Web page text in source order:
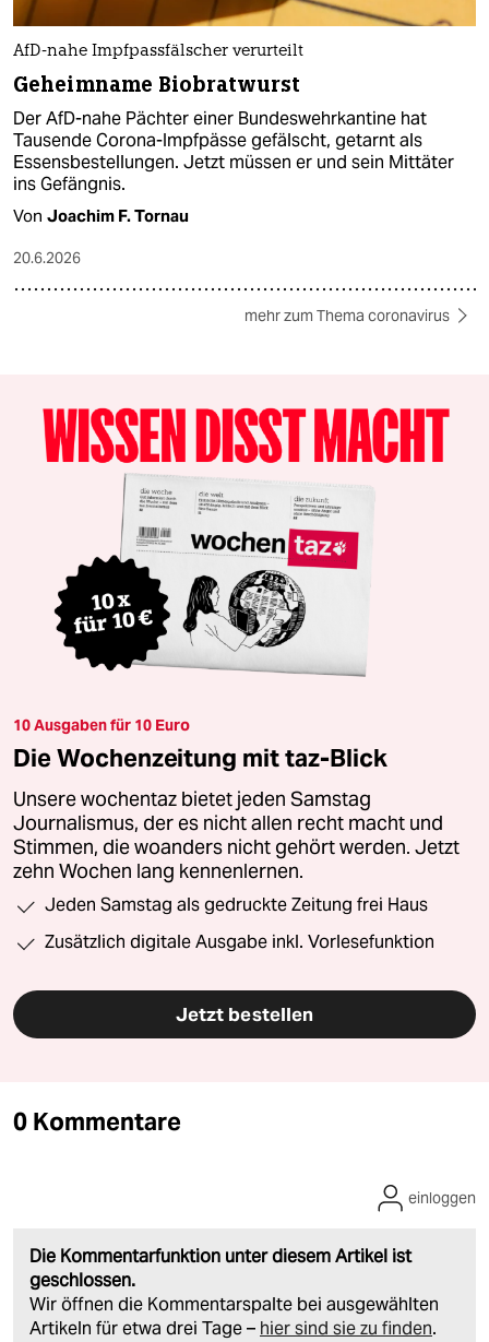
AfD-nahe Impfpassfälscher verurteilt
Geheimname Biobratwurst
Der AfD-nahe Pächter einer Bundeswehrkantine hat
Tausende Corona-Impfpässe gefälscht, getarnt als
Essensbestellungen. Jetzt müssen er und sein Mittäter
ins Gefängnis.
Von Joachim F. Tornau
20.6.2026
mehr zum Thema coronavirus
10 Ausgaben für 10 Euro
Die Wochenzeitung mit taz-Blick
Unsere wochentaz bietet jeden Samstag
Journalismus, der es nicht allen recht macht und
Stimmen, die woanders nicht gehört werden. Jetzt
zehn Wochen lang kennenlernen.
Jeden Samstag als gedruckte Zeitung frei Haus
Zusätzlich digitale Ausgabe inkl. Vorlesefunktion
Jetzt bestellen
0 Kommentare
Die Kommentarfunktion unter diesem Artikel ist
geschlossen.
Wir öffnen die Kommentarspalte bei ausgewählten
Artikeln für etwa drei Tage – hier sind sie zu finden.
einloggen